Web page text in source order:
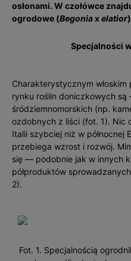
osłonami. W czołówce
ogrodowe (Begoniaxelatior
Specjalności
Charakterystycznym
rynku roślin doniczkowych
śródziemnomorskich (np.
ozdobnych z liści (fot. 1). Nic
Italii szybciej niż w północnej
przebiega wzrost i rozwój.
się — podobnie jak w innych
półproduktów
2).
Fot. 1. Specjalnością